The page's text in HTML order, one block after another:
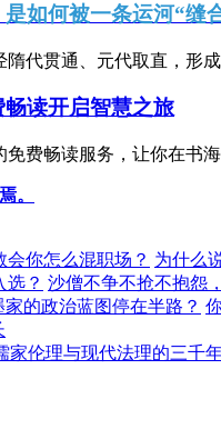
如何被一条运河“缝
代贯通、元代取直，形
读开启智慧之旅
费畅读服务，让你在书
。
你怎么混职场？ 为什么
选？ 沙僧不争不抢不抱怨
的政治蓝图停在半路？
家伦理与现代法理的三千